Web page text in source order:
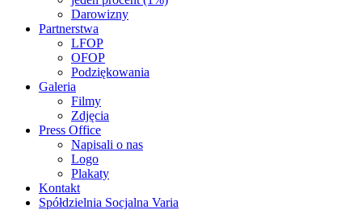
Darowizny
Partnerstwa
LFOP
OFOP
Podziękowania
Galeria
Filmy
Zdjęcia
Press Office
Napisali o nas
Logo
Plakaty
Kontakt
Spółdzielnia Socjalna Varia